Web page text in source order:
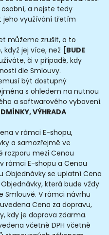
a nejste tedy
jeho využívání třetím
můžeme zrušit, a to
když jej více, než [BUDE
či v případě, kdy
dle Smlouvy.
být dostupný
s ohledem na nutnou
a softwarového vybavení.
VÝHRADA
v rámci E-shopu,
a samozřejmě ve
rozporu mezi Cenou
rámci E-shopu a Cenou
Objednávky se uplatní Cena
která bude vždy
Smlouvě. V rámci návrhu
Cena za dopravu,
kdy je doprava zdarma.
včetně DPH včetně